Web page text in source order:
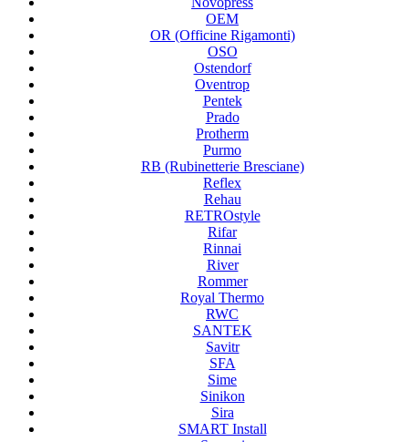
OEM
OR (Officine Rigamonti)
OSO
Ostendorf
Oventrop
Pentek
Prado
Protherm
Purmo
RB (Rubinetterie Bresciane)
Reflex
Rehau
RETROstyle
Rifar
Rinnai
River
Rommer
Royal Thermo
RWC
SANTEK
Savitr
SFA
Sime
Sinikon
Sira
SMART Install